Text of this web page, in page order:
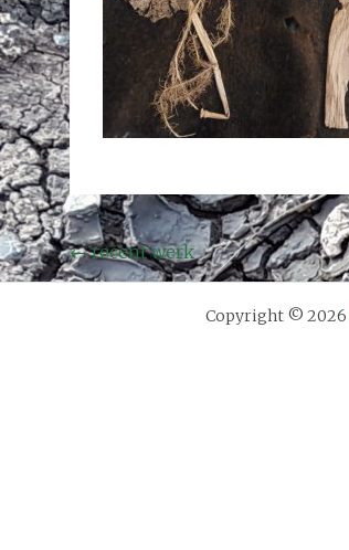
Bericht
navigatie
←recent werk
Copyright © 2026